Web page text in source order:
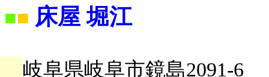
■■ 床屋 堀江
岐阜県岐阜市鏡島2091-6